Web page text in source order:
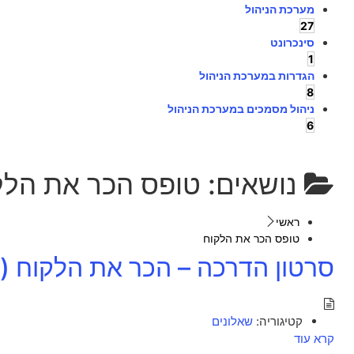
מערכת הניהול
27
סינכרונט
1
הגדרות במערכת הניהול
8
ניהול מסמכים במערכת הניהול
6
נושאים: טופס הכר את
ראשי
טופס הכר את הלקוח
סרטון הדרכה – הכר את הלקוח (2:48)
קטיגוריה: שאלונים
קרא עוד